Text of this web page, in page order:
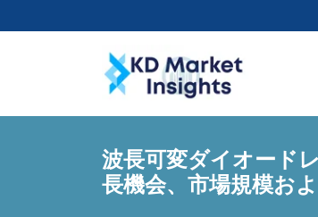
波長可変ダイオード
長機会、市場規模お